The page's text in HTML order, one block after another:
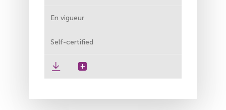
En vigueur
Self-certified